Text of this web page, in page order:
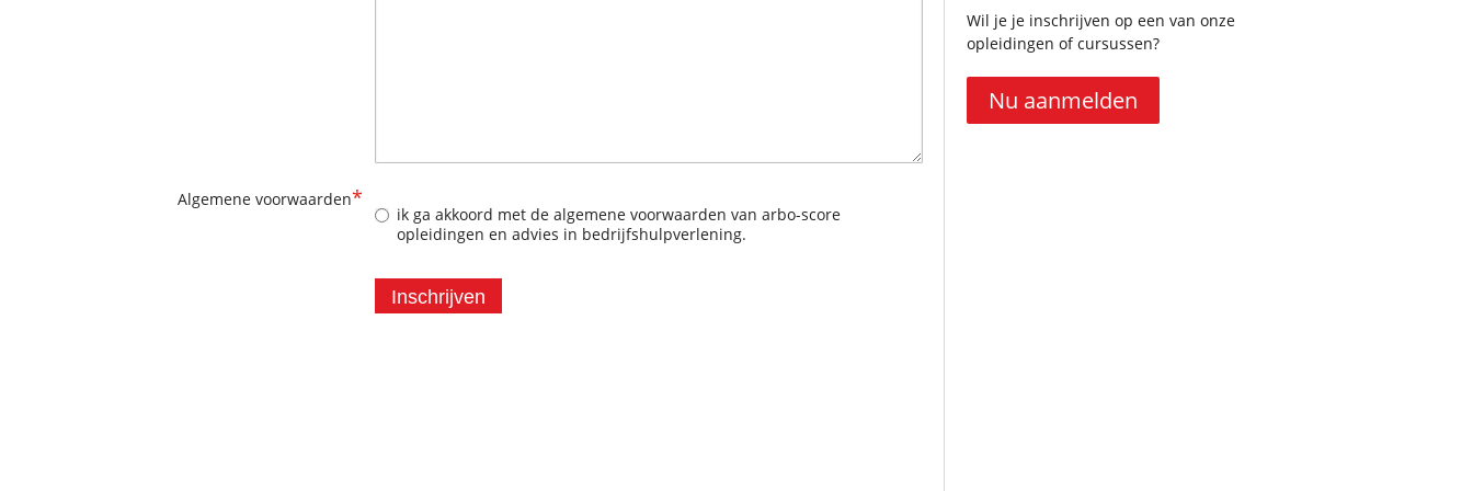
Algemene voorwaarden*
ik ga akkoord met de algemene voorwaarden van arbo-score
opleidingen en advies in bedrijfshulpverlening.
Inschrijven
Wil je je inschrijven op een van onze
opleidingen of cursussen?
Nu aanmelden